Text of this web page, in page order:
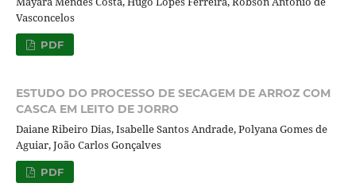
Vasconcelos
PDF
ESTUDO DO PROCESSO DE SECAGEM DE ARROZ COM
CASCA EM LEITO DE JORRO
Daiane Ribeiro Dias, Isabelle Santos Andrade, Polyana Gomes de
Aguiar, João Carlos Gonçalves
PDF